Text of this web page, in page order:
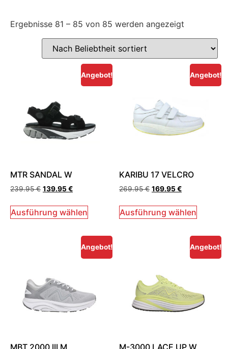
Ergebnisse 81 – 85 von 85 werden angezeigt
Angebot!
MTR SANDAL W
239.95€ 139.95€
Ausführung wählen
Angebot!
KARIBU 17 VELCRO
269.95€ 169.95€
Ausführung wählen
Angebot! Angebot!